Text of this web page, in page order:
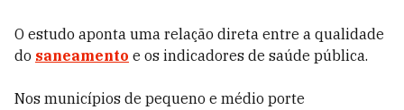
O estudo aponta uma relação direta entre a qualidade
do saneamento e os indicadores de saúde pública.
Nos municípios de pequeno e médio porte